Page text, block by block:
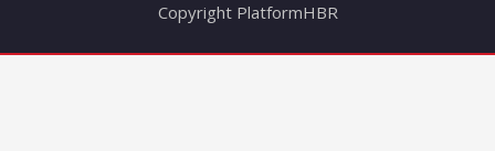
Copyright PlatformHBR